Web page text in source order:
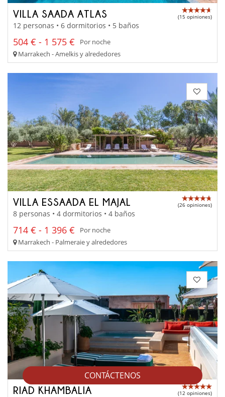
CONTÁCTENOS
VILLA SAADA ATLAS (15 opiniones)
12 personas • 6 dormitorios • 5 baños
504 € - 1 575 €
Por noche
Marrakech - Amelkis y alrededores
VILLA ESSAADA EL MAJAL (26 opiniones)
8 personas • 4 dormitorios • 4 baños
714 € - 1 396 €
Por noche
Marrakech - Palmeraie y alrededores
RIAD KHAMBALIA (12 opiniones)